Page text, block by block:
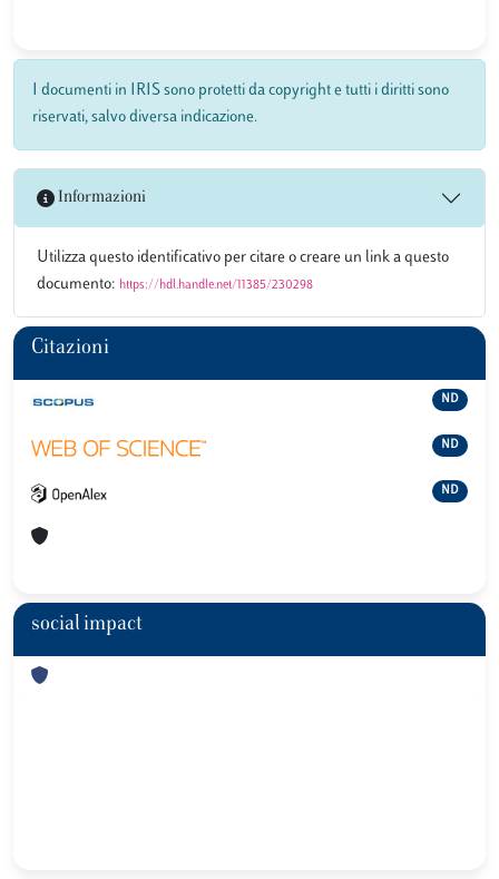
I documenti in IRIS sono protetti da copyright e tutti i diritti sono
riservati, salvo diversa indicazione.
Informazioni
Utilizza questo identificativo per citare o creare un link a questo
documento: https://hdl.handle.net/11385/230298
Citazioni
ND
ND
ND
social impact